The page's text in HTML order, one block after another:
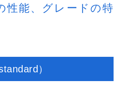
性能、グレードの特
）